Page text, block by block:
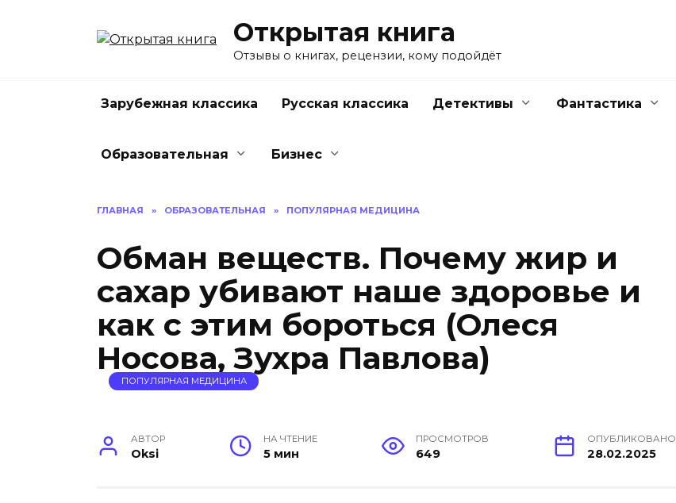
Открытая книга
Отзывы о книгах, рецензии, кому подойдёт
Зарубежная классика Русская классика Детективы Фантастика
Образовательная Бизнес
ГЛАВНАЯ » ОБРАЗОВАТЕЛЬНАЯ » ПОПУЛЯРНАЯ МЕДИЦИНА
Обман веществ. Почему жир и
сахар убивают наше здоровье и
как с этим бороться (Олеся
Носова, Зухра Павлова)
ПОПУЛЯРНАЯ МЕДИЦИНА
АВТОР
Oksi
НА ЧТЕНИЕ
5 мин
ПРОСМОТРОВ
649
ОПУБЛИКОВАНО
28.02.2025